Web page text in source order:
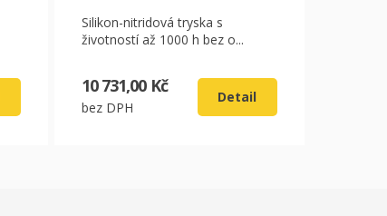
Silikon-nitridová tryska s
životností až 1000 h bez o...
10 731,00 Kč
bez DPH
Detail